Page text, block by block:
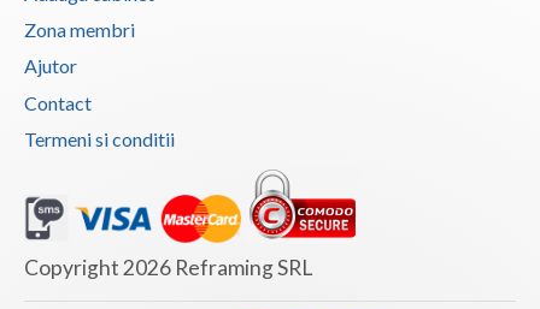
Zona membri
Ajutor
Contact
Termeni si conditii
Copyright 2026 Reframing SRL